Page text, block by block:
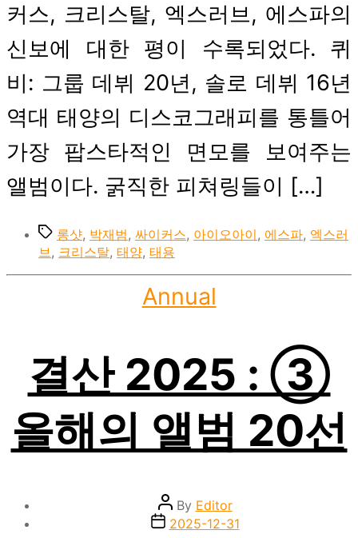
커스, 크리스탈, 엑스러브, 에스파의
신보에 대한 평이 수록되었다. 퀴
비: 그룹 데뷔 20년, 솔로 데뷔 16년
역대 태양의 디스코그래피를 통틀어
가장 팝스타적인 면모를 보여주는
앨범이다. 굵직한 피쳐링들이 […]
Tags롱샷, 박재범, 싸이커스, 아이오아이, 에스파, 엑스러
브, 크리스탈, 태양, 태용
Categories
Annual
결산 2025 : ③
올해의 앨범 20선
Post
author
By Editor
Post2025-12-31